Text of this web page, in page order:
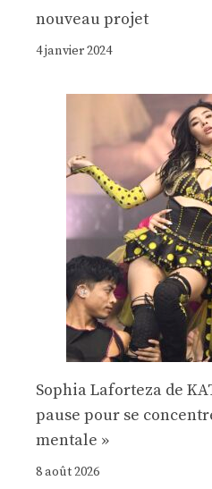
nouveau projet
4 janvier 2024
Sophia Laforteza de
pause pour se
mentale »
8 août 2026